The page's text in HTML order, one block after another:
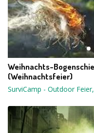
Weihnachts-
(Weihnachtsfeier)
SurviCamp - Outdoor